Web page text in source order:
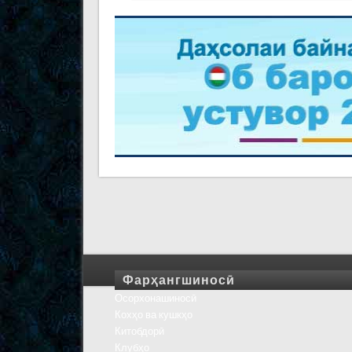
Фарҳангшиносӣ